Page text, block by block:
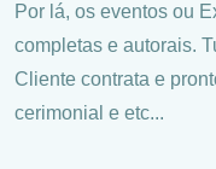
Por lá, os eventos ou
completas e autorais.
Cliente contrata e
cerimonial e etc...